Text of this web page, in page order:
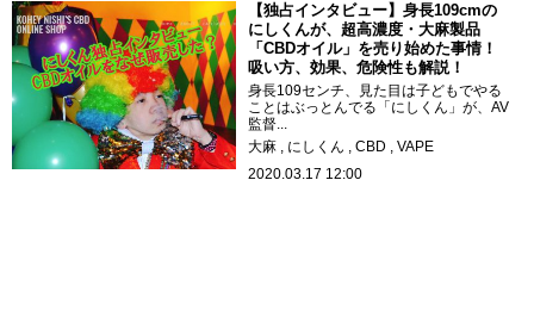
【独占インタビュー】身長109cmの
にしくんが、超高濃度・大麻製品
「CBDオイル」を売り始めた事情！
吸い方、効果、危険性も解説！
身長109センチ、見た目は子どもでやる
ことはぶっとんでる「にしくん」が、AV
監督...
大麻
にしくん CBD
VAPE
2020.03.17 12:00